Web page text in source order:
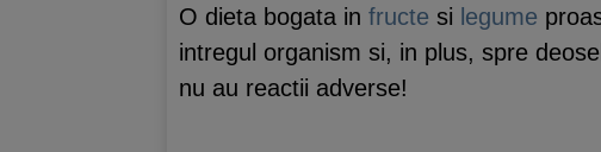
O dieta bogata in fructe si legume
intregul organism si, in plus, spre
nu au reactii adverse!